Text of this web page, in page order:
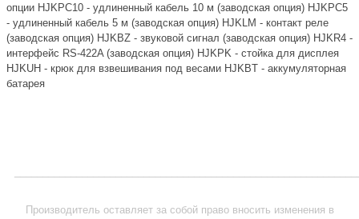
опции HJKPC10 - удлиненный кабель 10 м (заводская опция) HJKPC5
- удлиненный кабель 5 м (заводская опция) HJKLM - контакт реле
(заводская опция) HJKBZ - звуковой сигнал (заводская опция) HJKR4 -
интерфейс RS-422A (заводская опция) HJKPK - стойка для дисплея
HJKUH - крюк для взвешивания под весами HJKBT - аккумуляторная
батарея
Производитель оставляет за собой право вносить изменения в